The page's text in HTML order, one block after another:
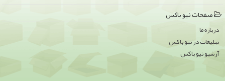
صفحات نیو باكس
درباره ما
تبلیغات در نیو باكس
آرشیو نیو باكس